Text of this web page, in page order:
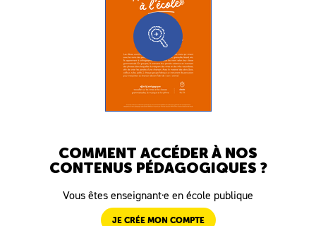
COMMENT ACCÉDER À NOS
CONTENUS PÉDAGOGIQUES ?
Vous êtes enseignant·e en école publique
JE CRÉE MON COMPTE